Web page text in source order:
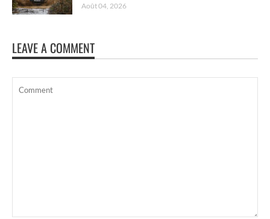
Août 04, 2026
LEAVE A COMMENT